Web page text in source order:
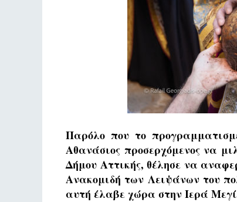
Παρόλο που το
Αθανάσιος προσερχόμενος να
Δήμου Αττικής, θέλησε να
Ανακομιδή των Λειψάνων του
αυτή έλαβε χώρα στην Ιερά